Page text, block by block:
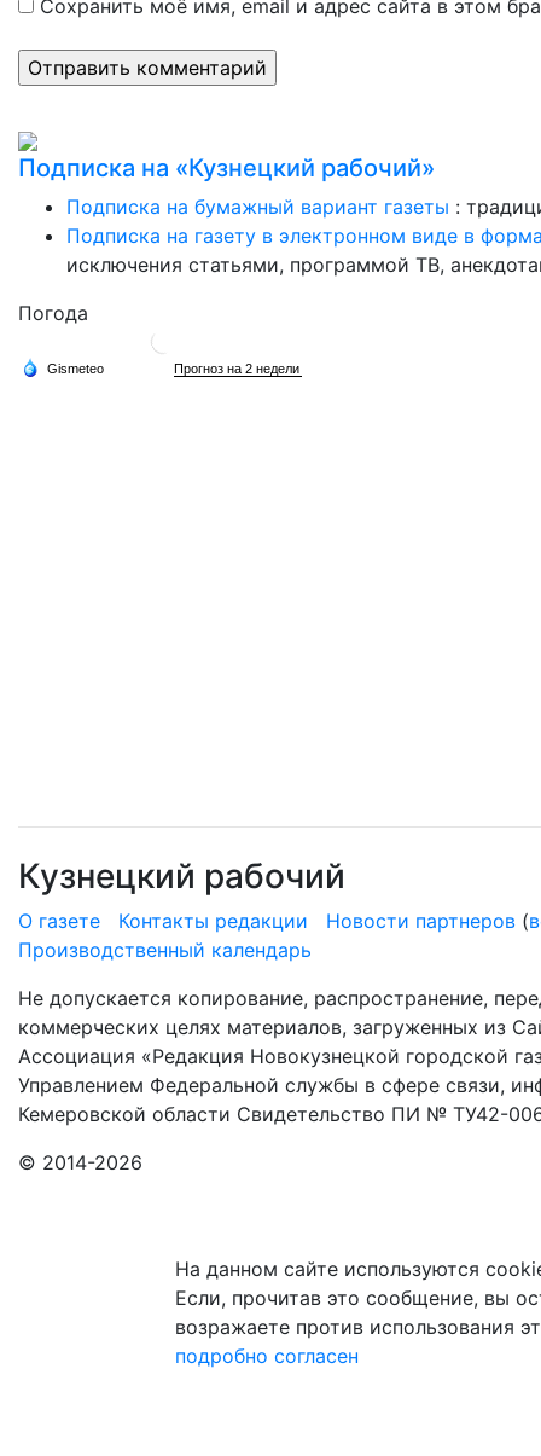
Сохранить моё имя, email и адрес сайта в этом
Подписка на «Кузнецкий рабочий»
Подписка на бумажный вариант газеты :
Подписка на газету в электронном виде в
исключения статьями, программой ТВ,
Погода
Кузнецкий рабочий
О газете Контакты редакции Новости партнеров (
Производственный календарь
Не допускается копирование, распространение,
коммерческих целях материалов, загруженных из
Ассоциация «Редакция Новокузнецкой городской
Управлением Федеральной службы в сфере связи,
Кемеровской области Свидетельство ПИ № ТУ42-
© 2014-2026
На данном сайте используются
Если, прочитав это сообщение, вы
возражаете против использования
подробно согласен